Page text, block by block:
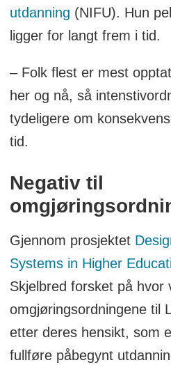
utdanning (NIFU). Hun
ligger for langt frem i tid.
– Folk flest er mest
her og nå, så
tydeligere om
tid.
Negativ til
Gjennom prosjektet
Systems in Higher
Skjelbred forsket på hvor
omgjøringsordningene til
etter deres hensikt, som
fullføre påbegynt